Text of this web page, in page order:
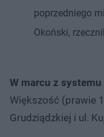
poprzedniego
Okoński,
W marcu z
Większość (prawie
Grudziądzkiej i ul.